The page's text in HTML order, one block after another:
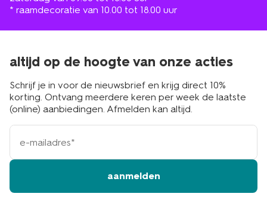
* raamdecoratie van 10.00 tot 18.00 uur
altijd op de hoogte van onze acties
Schrijf je in voor de nieuwsbrief en krijg direct 10%
korting. Ontvang meerdere keren per week de laatste
(online) aanbiedingen. Afmelden kan altijd.
e-
mailadres
aanmelden